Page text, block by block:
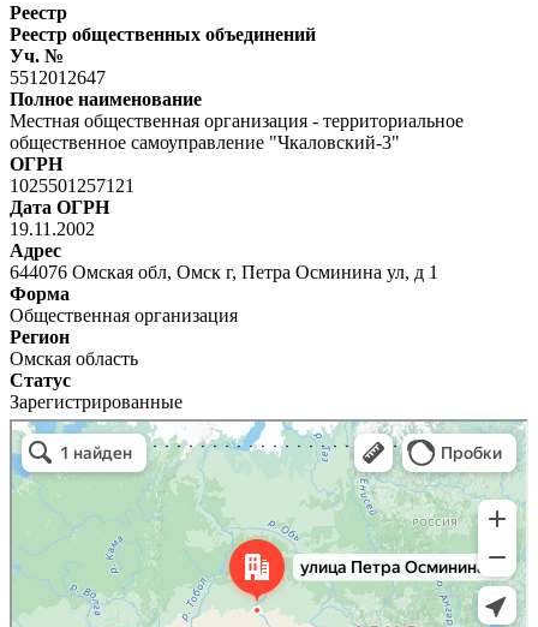
Реестр
Реестр общественных объединений
Уч. №
5512012647
Полное наименование
Местная общественная организация - территориальное
общественное самоуправление "Чкаловский-3"
ОГРН
1025501257121
Дата ОГРН
19.11.2002
Адрес
644076 Омская обл, Омск г, Петра Осминина ул, д 1
Форма
Общественная организация
Регион
Омская область
Статус
Зарегистрированные